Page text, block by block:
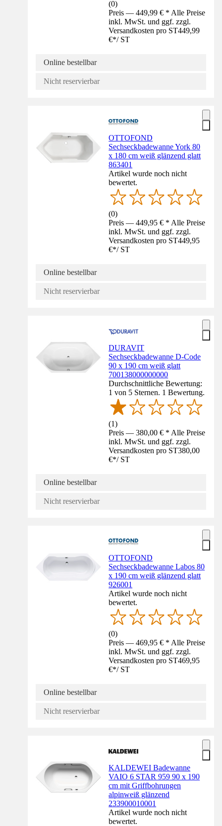
(0)
Preis — 449,99 € * Alle Preise
inkl. MwSt. und ggf. zzgl.
Versandkosten pro ST449,99
€*/ ST
Online bestellbar
Nicht reservierbar
OTTOFOND
Sechseckbadewanne York 80
x 180 cm weiß glänzend glatt
863401
Artikel wurde noch nicht
bewertet.
(0)
Preis — 449,95 € * Alle Preise
inkl. MwSt. und ggf. zzgl.
Versandkosten pro ST449,95
€*/ ST
Online bestellbar
Nicht reservierbar
DURAVIT
Sechseckbadewanne D-Code
90 x 190 cm weiß glatt
700138000000000
Durchschnittliche Bewertung:
1 von 5 Sternen. 1 Bewertung.
(1)
Preis — 380,00 € * Alle Preise
inkl. MwSt. und ggf. zzgl.
Versandkosten pro ST380,00
€*/ ST
Online bestellbar
Nicht reservierbar
OTTOFOND
Sechseckbadewanne Labos 80
x 190 cm weiß glänzend glatt
926001
Artikel wurde noch nicht
bewertet.
(0)
Preis — 469,95 € * Alle Preise
inkl. MwSt. und ggf. zzgl.
Versandkosten pro ST469,95
€*/ ST
Online bestellbar
Nicht reservierbar
KALDEWEI Badewanne
VAIO 6 STAR 959 90 x 190
cm mit Griffbohrungen
alpinweiß glänzend
233900010001
Artikel wurde noch nicht
bewertet.